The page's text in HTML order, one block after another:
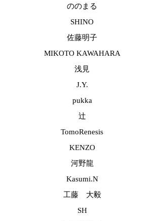
ののまる
SHINO
佐藤明子
MIKOTO KAWAHARA
浅見
J.Y.
pukka
辻
TomoRenesis
KENZO
河野龍
Kasumi.N
工藤 大毅
SH